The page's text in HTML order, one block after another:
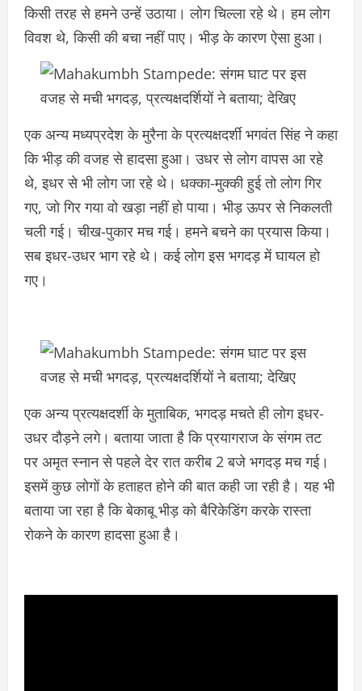
किसी तरह से हमने उन्हें उठाया। लोग चिल्ला रहे थे। हम लोग
विवश थे, किसी की बचा नहीं पाए। भीड़ के कारण ऐसा हुआ।
एक अन्य मध्यप्रदेश के मुरैना के प्रत्यक्षदर्शी भगवंत सिंह ने कहा
कि भीड़ की वजह से हादसा हुआ। उधर से लोग वापस आ रहे
थे, इधर से भी लोग जा रहे थे। धक्का-मुक्की हुई तो लोग गिर
गए, जो गिर गया वो खड़ा नहीं हो पाया। भीड़ ऊपर से निकलती
चली गई। चीख-पुकार मच गई। हमने बचने का प्रयास किया।
सब इधर-उधर भाग रहे थे। कई लोग इस भगदड़ में घायल हो
गए।
एक अन्य प्रत्यक्षदर्शी के मुताबिक, भगदड़ मचते ही लोग इधर-
उधर दौड़ने लगे। बताया जाता है कि प्रयागराज के संगम तट
पर अमृत स्नान से पहले देर रात करीब 2 बजे भगदड़ मच गई।
इसमें कुछ लोगों के हताहत होने की बात कही जा रही है। यह भी
बताया जा रहा है कि बेकाबू भीड़ को बैरिकेडिंग करके रास्ता
रोकने के कारण हादसा हुआ है।